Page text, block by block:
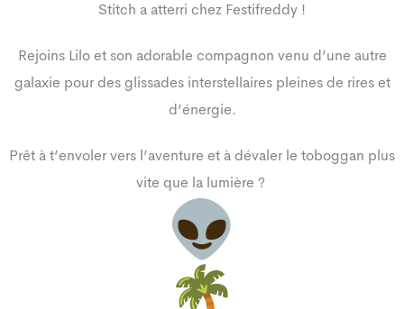
Stitch a atterri chez Festifreddy !
Rejoins Lilo et son adorable compagnon venu d’une autre
galaxie pour des glissades interstellaires pleines de rires et
d’énergie.
Prêt à t’envoler vers l’aventure et à dévaler le toboggan plus
vite que la lumière ?